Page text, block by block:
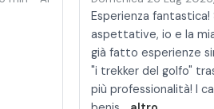
Esperienza fantastica!
aspettative, io e la
già fatto esperienze
"i trekker del golfo"
più professionalità! I